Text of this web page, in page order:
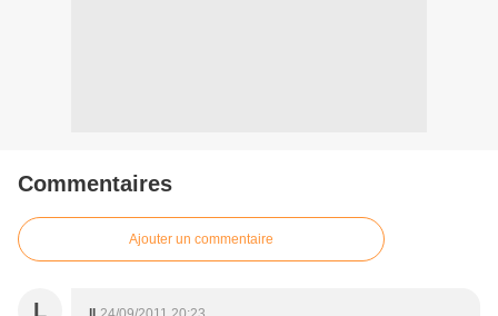
Commentaires
Ajouter un commentaire
L